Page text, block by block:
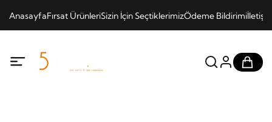
AnasayfaFırsat ÜrünleriSizin İçin SeçtiklerimizÖdeme Bildirimi